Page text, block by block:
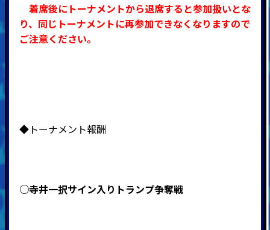
着席後にトーナメントから退席すると参加扱いとな
り、同じトーナメントに再参加できなくなりますので
ご注意ください。
◆トーナメント報酬
○寺井一択サイン入りトランプ争奪戦